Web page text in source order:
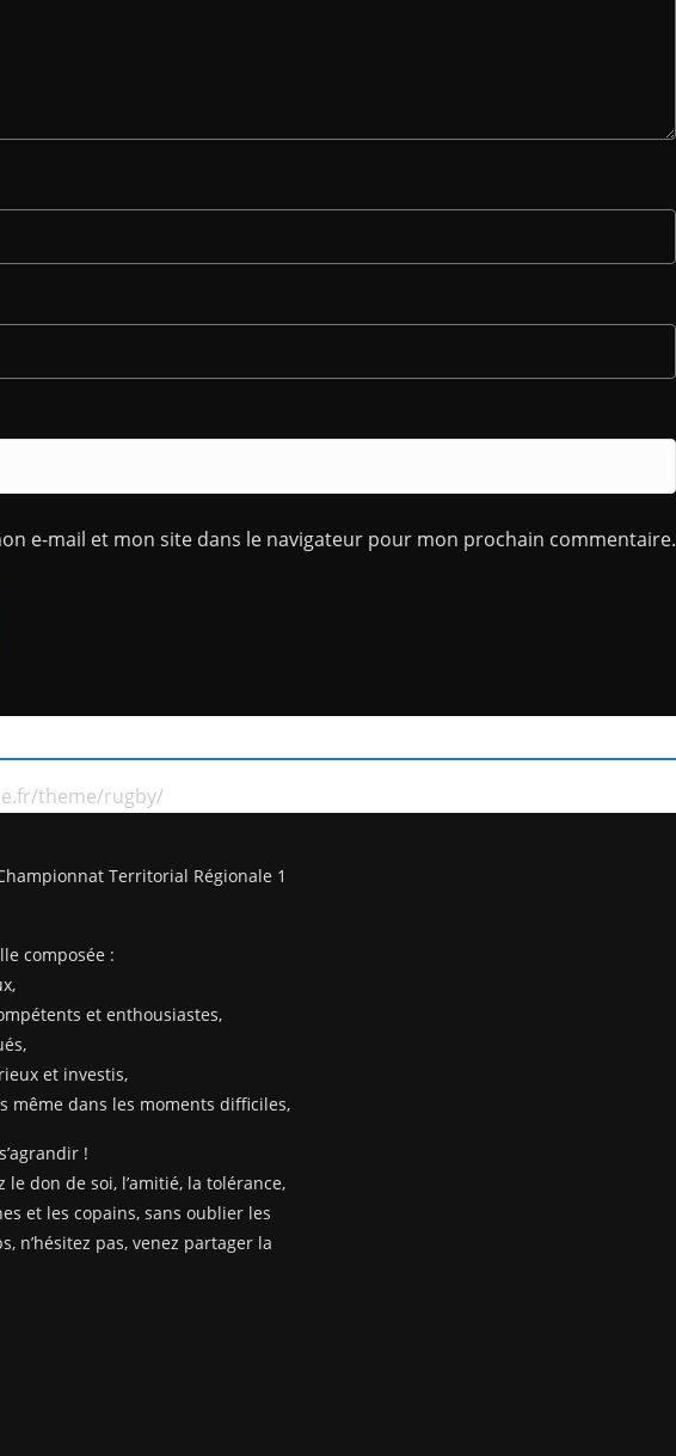
e-mail et mon site dans le navigateur pour mon prochain commentaire.
theme/rugby/
Territorial Régionale 1
composée :
et enthousiastes,
et investis,
même dans les moments difficiles,
!
don de soi, l’amitié, la tolérance,
et les copains, sans oublier les
n’hésitez pas, venez partager la